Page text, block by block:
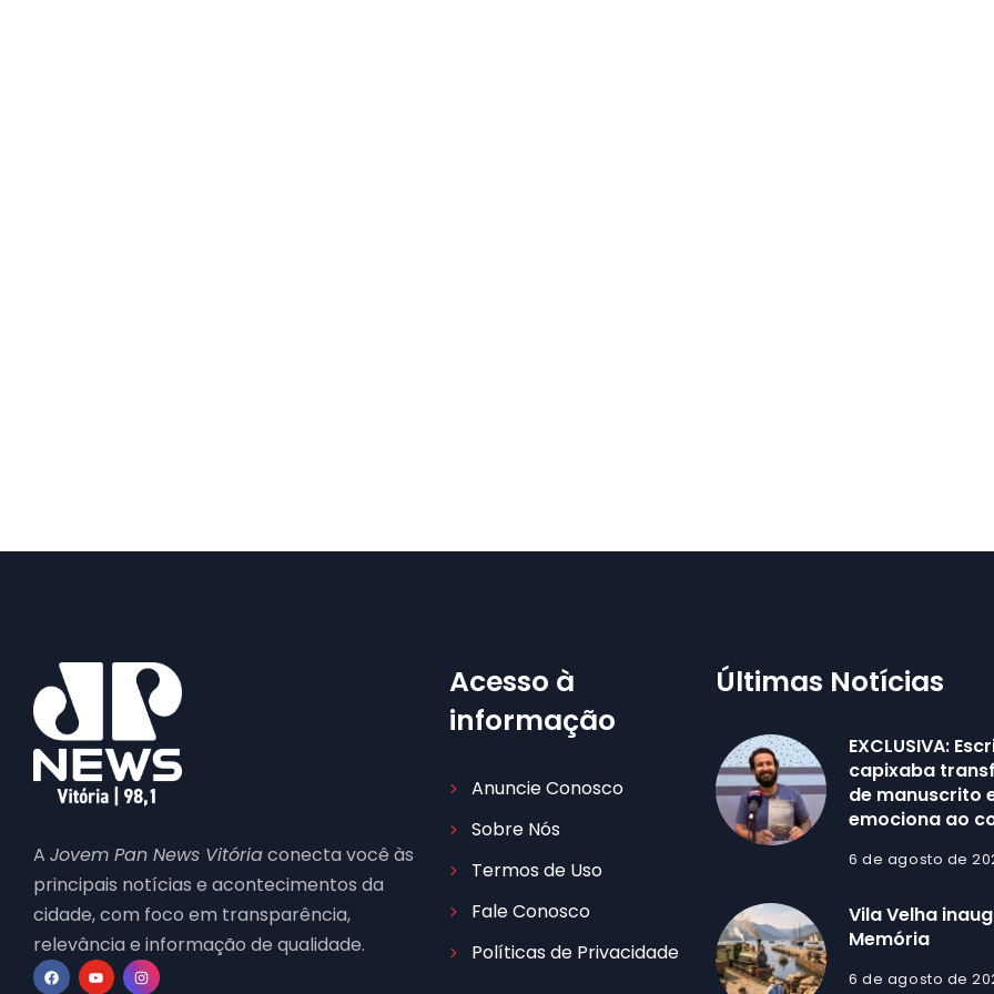
A Jovem Pan News Vitóriaconecta você às
principais notícias e acontecimentos da
cidade, com foco em transparência,
relevância e informação de qualidade.
Acesso à
informação
Anuncie Conosco
Sobre Nós
Termos de Uso
Fale Conosco
Políticas de Privacidade
Últimas Notícias
EXCLUSIVA:
capixaba
de manuscrito
emociona ao
6 de agosto de
Vila Velha
Memória
6 de agosto de